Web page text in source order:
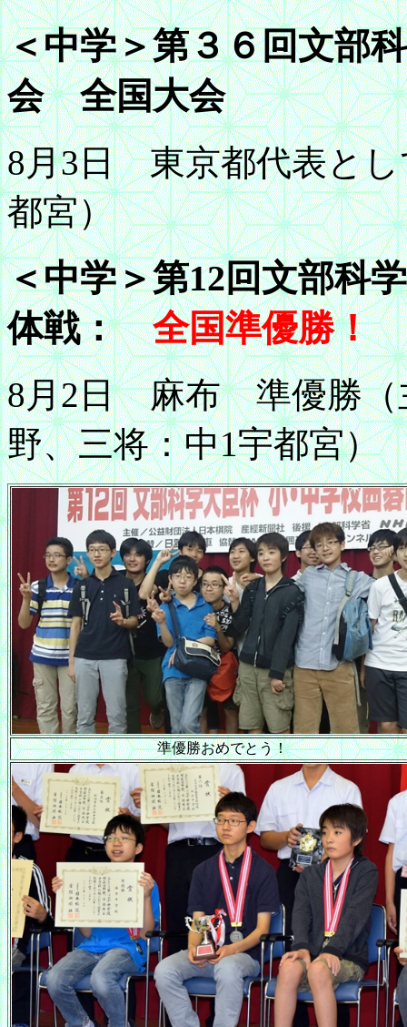
＜中学＞第３６回文部
会 全国大会
8月3日 東京都代表とし
都宮）
＜中学＞第12回文部科
体戦：全国準優勝！
8月2日 麻布 準優勝（
野、三将：中1宇都宮）
準優勝おめでとう！